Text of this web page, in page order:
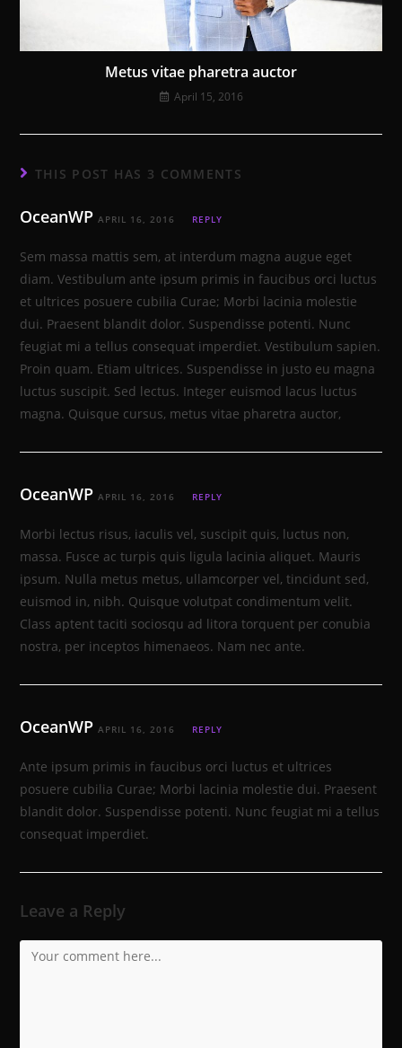
Metus vitae pharetra auctor
April 15, 2016
THIS POST HAS 3 COMMENTS
OceanWP APRIL 16, 2016 REPLY
Sem massa mattis sem, at interdum magna augue eget
diam. Vestibulum ante ipsum primis in faucibus orci luctus
et ultrices posuere cubilia Curae; Morbi lacinia molestie
dui. Praesent blandit dolor. Suspendisse potenti. Nunc
feugiat mi a tellus consequat imperdiet. Vestibulum sapien.
Proin quam. Etiam ultrices. Suspendisse in justo eu magna
luctus suscipit. Sed lectus. Integer euismod lacus luctus
magna. Quisque cursus, metus vitae pharetra auctor,
OceanWP APRIL 16, 2016 REPLY
Morbi lectus risus, iaculis vel, suscipit quis, luctus non,
massa. Fusce ac turpis quis ligula lacinia aliquet. Mauris
ipsum. Nulla metus metus, ullamcorper vel, tincidunt sed,
euismod in, nibh. Quisque volutpat condimentum velit.
Class aptent taciti sociosqu ad litora torquent per conubia
nostra, per inceptos himenaeos. Nam nec ante.
OceanWP APRIL 16, 2016 REPLY
Ante ipsum primis in faucibus orci luctus et ultrices
posuere cubilia Curae; Morbi lacinia molestie dui. Praesent
blandit dolor. Suspendisse potenti. Nunc feugiat mi a tellus
consequat imperdiet.
Leave a Reply
Comment